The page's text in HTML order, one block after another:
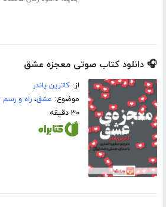
🎧 دانلود کتاب صوتی معجزه عشق
از:کاترین پاندر
موضوع: عشق،راه و رسم
۳۰ دقیقه